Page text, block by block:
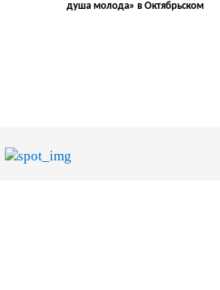
душа молода» в Октябрьском